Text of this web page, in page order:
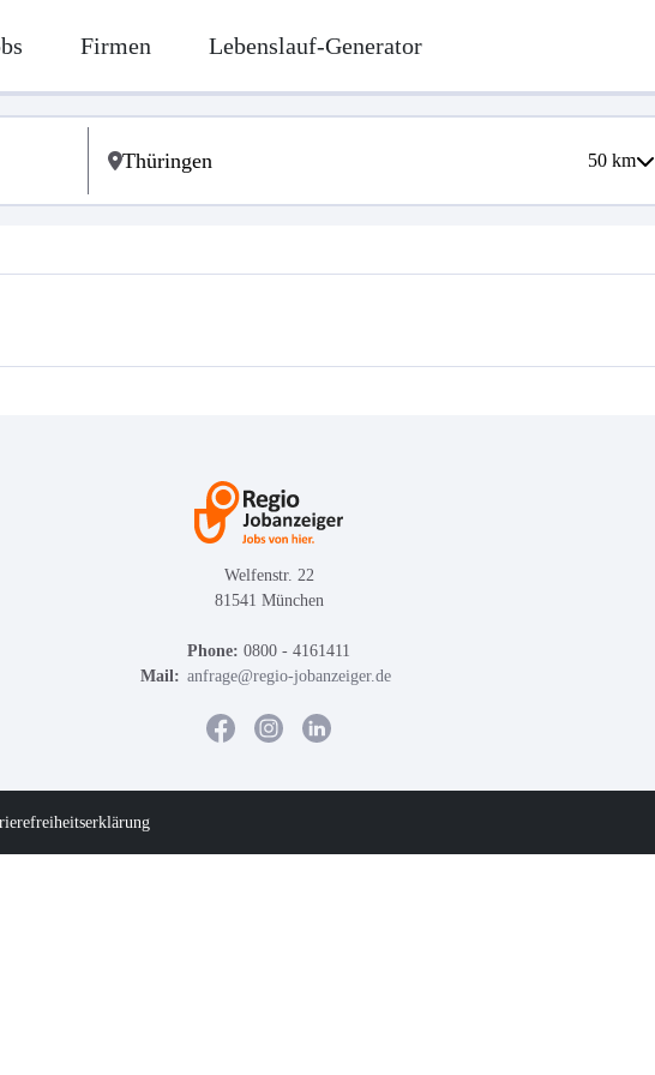
Firmen Lebenslauf-Generator
50km
Welfenstr. 22
81541 München
Phone: 0800 - 4161411
Mail: anfrage@regio-jobanzeiger.de